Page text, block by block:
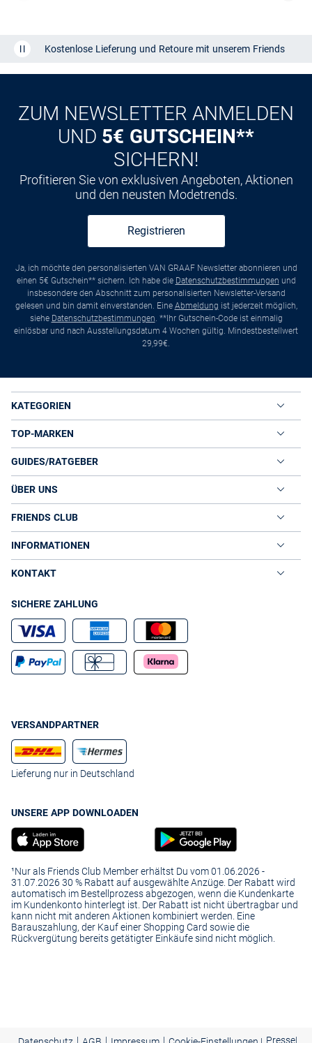
Kostenlose Lieferung und Retoure mit unserem Friends
CLUB
Kauf aufRechnung
ZUM NEWSLETTER ANMELDEN
UND 5€ GUTSCHEIN**
SICHERN!
Profitieren Sie von exklusiven Angeboten, Aktionen
und den neusten Modetrends.
Registrieren
Ja, ich möchte den personalisierten VAN GRAAF Newsletter abonnieren und
einen 5€ Gutschein** sichern. Ich habe die Datenschutzbestimmungen und
insbesondere den Abschnitt zum personalisierten Newsletter-Versand
gelesen und bin damit einverstanden. Eine Abmeldung ist jederzeit möglich,
siehe Datenschutzbestimmungen. **Ihr Gutschein-Code ist einmalig
einlösbar und nach Ausstellungsdatum 4 Wochen gültig. Mindestbestellwert
29,99€.
KATEGORIEN
TOP-MARKEN
GUIDES/RATGEBER
ÜBER UNS
FRIENDS CLUB
INFORMATIONEN
KONTAKT
SICHERE ZAHLUNG
VERSANDPARTNER
Lieferung nur in Deutschland
UNSERE APP DOWNLOADEN
¹Nur als Friends Club Member erhältst Du vom 01.06.2026 -
31.07.2026 30 % Rabatt auf ausgewählte Anzüge. Der Rabatt wird
automatisch im Bestellprozess abgezogen, wenn die Kundenkarte
im Kundenkonto hinterlegt ist. Der Rabatt ist nicht übertragbar und
kann nicht mit anderen Aktionen kombiniert werden. Eine
Barauszahlung, der Kauf einer Shopping Card sowie die
Rückvergütung bereits getätigter Einkäufe sind nicht möglich.
| | | Presse|